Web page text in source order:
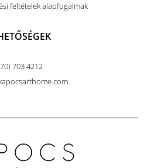
feltételek alapfogalmak
703 4212